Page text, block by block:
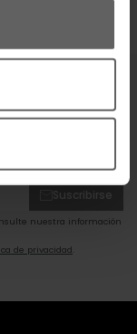
y
Suscribirse
nuestra información
de privacidad